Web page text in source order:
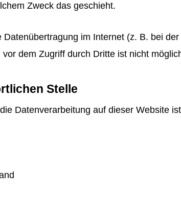
Zweck das geschieht.
im Internet (z. B. bei
dem Zugriff durch Dritte ist nicht
Stelle
Datenverarbeitung auf dieser Website